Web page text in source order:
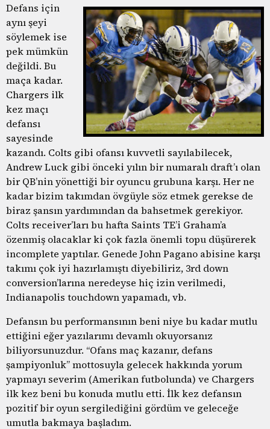
Defans için
aynı şeyi
söylemek ise
pek mümkün
değildi. Bu
maça kadar.
Chargers ilk
kez maçı
defansı
sayesinde
kazandı. Colts gibi ofansı kuvvetli sayılabilecek,
Andrew Luck gibi önceki yılın bir numaralı draft’ı olan
bir QB’nin yönettiği bir oyuncu grubuna karşı. Her ne
kadar bizim takımdan övgüyle söz etmek gerekse de
biraz şansın yardımından da bahsetmek gerekiyor.
Colts receiver’ları bu hafta Saints TE’i Graham’a
özenmiş olacaklar ki çok fazla önemli topu düşürerek
incomplete yaptılar. Genede John Pagano abisine karşı
takımı çok iyi hazırlamıştı diyebiliriz, 3rd down
conversion’larına neredeyse hiç izin verilmedi,
Indianapolis touchdown yapamadı, vb.
Defansın bu performansının beni niye bu kadar mutlu
ettiğini eğer yazılarımı devamlı okuyorsanız
biliyorsunuzdur. “Ofans maç kazanır, defans
şampiyonluk” mottosuyla gelecek hakkında yorum
yapmayı severim (Amerikan futbolunda) ve Chargers
ilk kez beni bu konuda mutlu etti. İlk kez defansın
pozitif bir oyun sergilediğini gördüm ve geleceğe
umutla bakmaya başladım.